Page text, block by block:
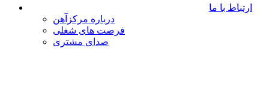
ارتباط با ما
درباره مرکزآهن
فرصت های شغلی
صدای مشتری